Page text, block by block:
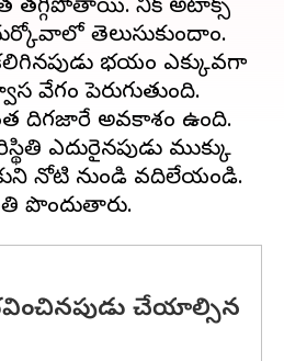
తగ్గిపోతాయి. పానిక్ అటాక్స్
తెలుసుకుందాం.
భయం ఎక్కువగా
వేగం పెరుగుతుంది.
దిగజారే అవకాశం ఉంది.
ఎదురైనపుడు ముక్కు
నోటి నుండి వదిలేయండి.
చేయాల్సిన